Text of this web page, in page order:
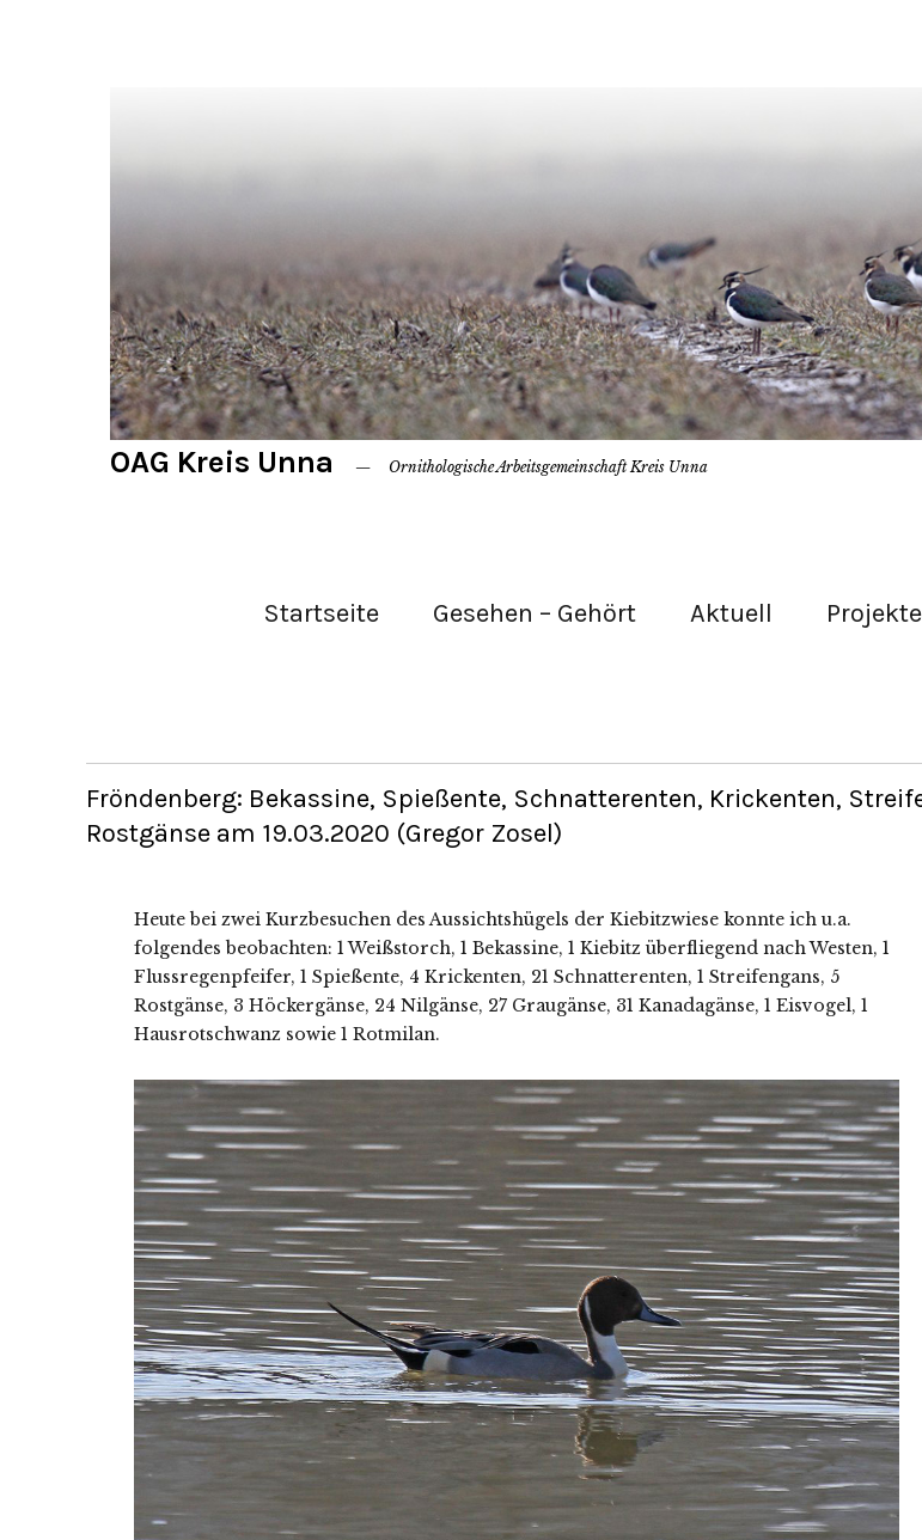
OAG Kreis Unna Ornithologische Arbeitsgemeinschaft Kreis Unna
Startseite Gesehen – Gehört Aktuell Projekte
Fröndenberg: Bekassine, Spießente, Schnatterenten, Krickenten,
Rostgänse am 19.03.2020 (Gregor Zosel)
Heute bei zwei Kurzbesuchen des Aussichtshügels der Kiebitzwiese konnte ich u.a.
folgendes beobachten: 1 Weißstorch, 1 Bekassine, 1 Kiebitz überfliegend nach Westen, 1
Flussregenpfeifer, 1 Spießente, 4 Krickenten, 21 Schnatterenten, 1 Streifengans, 5
Rostgänse, 3 Höckergänse, 24 Nilgänse, 27 Graugänse, 31 Kanadagänse, 1 Eisvogel, 1
Hausrotschwanz sowie 1 Rotmilan.